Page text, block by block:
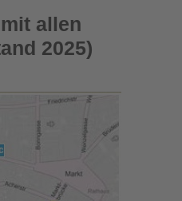
allen
2025)